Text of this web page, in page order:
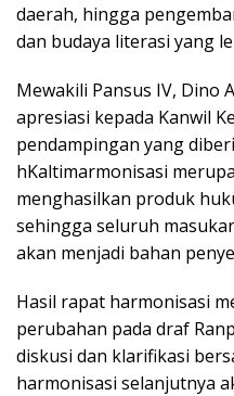
daerah, hingga
dan budaya literasi yang
Mewakili Pansus IV, Dino
apresiasi kepada Kanwil
pendampingan yang
hKaltimarmonisasi
menghasilkan produk
sehingga seluruh
akan menjadi bahan
Hasil rapat harmonisasi
perubahan pada draf
diskusi dan klarifikasi
harmonisasi selanjutnya